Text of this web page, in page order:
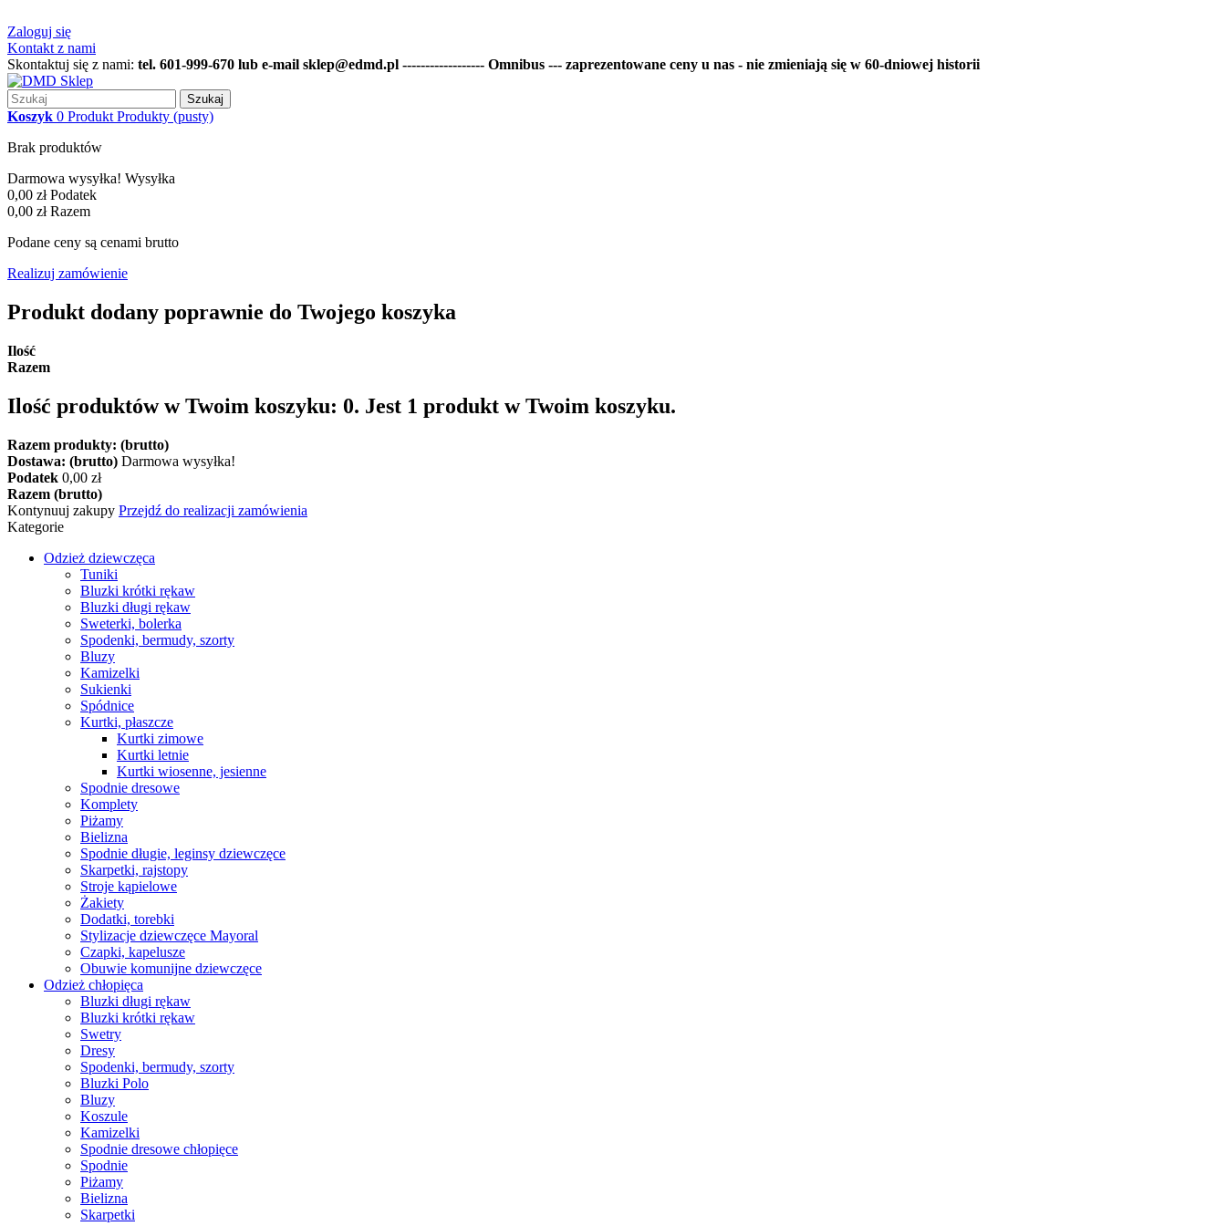
Zaloguj się
Kontakt z nami
Skontaktuj się z nami: tel. 601-999-670 lub e-mail sklep@edmd.pl ------------------ Omnibus --- zaprezentowane ceny u nas - nie zmieniają się w 60-dniowej historii
Szukaj
Koszyk 0 Produkt Produkty (pusty)
Brak produktów
Darmowa wysyłka! Wysyłka
0,00 zł Podatek
0,00 zł Razem
Podane ceny są cenami brutto
Realizuj zamówienie
Produkt dodany poprawnie do Twojego koszyka
Ilość
Razem
Ilość produktów w Twoim koszyku: 0. Jest 1 produkt w Twoim koszyku.
Razem produkty: (brutto)
Dostawa: (brutto) Darmowa wysyłka!
Podatek 0,00 zł
Razem (brutto)
Kontynuuj zakupy Przejdź do realizacji zamówienia
Kategorie
Odzież dziewczęca
Tuniki
Bluzki krótki rękaw
Bluzki długi rękaw
Sweterki, bolerka
Spodenki, bermudy, szorty
Bluzy
Kamizelki
Sukienki
Spódnice
Kurtki, płaszcze
Kurtki zimowe
Kurtki letnie
Kurtki wiosenne, jesienne
Spodnie dresowe
Komplety
Piżamy
Bielizna
Spodnie długie, leginsy dziewczęce
Skarpetki, rajstopy
Stroje kąpielowe
Żakiety
Dodatki, torebki
Stylizacje dziewczęce Mayoral
Czapki, kapelusze
Obuwie komunijne dziewczęce
Odzież chłopięca
Bluzki długi rękaw
Bluzki krótki rękaw
Swetry
Dresy
Spodenki, bermudy, szorty
Bluzki Polo
Bluzy
Koszule
Kamizelki
Spodnie dresowe chłopięce
Spodnie
Piżamy
Bielizna
Skarpetki